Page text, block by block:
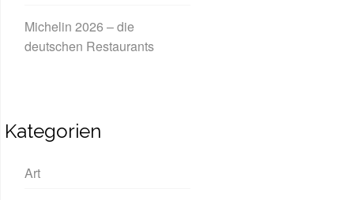
Michelin 2026 – die
deutschen Restaurants
Kategorien
Art